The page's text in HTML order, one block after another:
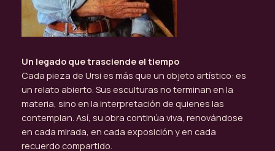
Un legado que trasciende el tiempo
Cada pieza de Ursi es más que un objeto artístico: es
un relato abierto. Sus esculturas no terminan en la
materia, sino en la interpretación de quienes las
contemplan. Así, su obra continúa viva, renovándose
en cada mirada, en cada exposición y en cada
recuerdo compartido.